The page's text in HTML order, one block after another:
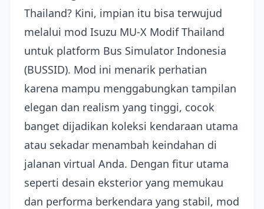
Thailand? Kini, impian itu bisa terwujud
melalui mod Isuzu MU-X Modif Thailand
untuk platform Bus Simulator Indonesia
(BUSSID). Mod ini menarik perhatian
karena mampu menggabungkan tampilan
elegan dan realism yang tinggi, cocok
banget dijadikan koleksi kendaraan utama
atau sekadar menambah keindahan di
jalanan virtual Anda. Dengan fitur utama
seperti desain eksterior yang memukau
dan performa berkendara yang stabil, mod